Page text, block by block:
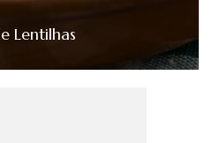
Lentilhas